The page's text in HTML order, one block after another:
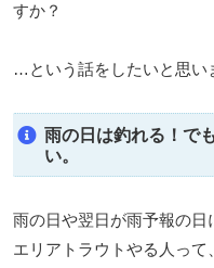
すか？
…という話をしたいと思い
雨の日は釣れる！で
い。
雨の日や翌日が雨予報の日
エリアトラウトやる人って